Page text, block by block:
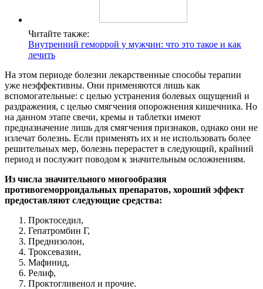
Читайте также:
Внутренний геморрой у мужчин: что это такое и как
лечить
На этом периоде болезни лекарственные способы терапии
уже неэффективны. Они применяются лишь как
вспомогательные: с целью устранения болевых ощущений и
раздражения, с целью смягчения опорожнения кишечника. Но
на данном этапе свечи, кремы и таблетки имеют
предназначение лишь для смягчения признаков, однако они не
излечат болезнь. Если применять их и не использовать более
решительных мер, болезнь перерастет в следующий, крайний
период и послужит поводом к значительным осложнениям.
Из числа значительного многообразия
противогеморроидальных препаратов, хороший эффект
предоставляют следующие средства:
Проктоседил,
Гепатромбин Г,
Преднизолон,
Троксевазин,
Мафинид,
Релиф,
Проктогливенол и прочие.